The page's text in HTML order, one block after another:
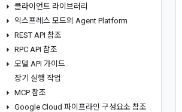
클라이언트 라이브러리
익스프레스 모드의 Agent Platform
REST API 참조
RPC API 참조
모델 API 가이드
장기 실행 작업
MCP 참조
Google Cloud 파이프라인 구성요소 참조